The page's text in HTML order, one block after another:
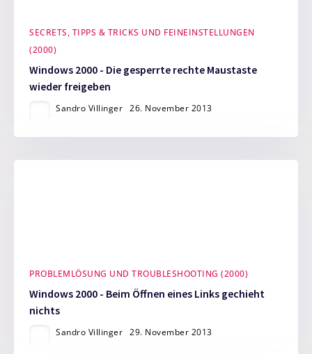
SECRETS, TIPPS & TRICKS UND FEINEINSTELLUNGEN
(2000)
Windows 2000 - Die gesperrte rechte Maustaste
wieder freigeben
Sandro Villinger 26. November 2013
PROBLEMLÖSUNG UND TROUBLESHOOTING (2000)
Windows 2000 - Beim Öffnen eines Links gechieht
nichts
Sandro Villinger 29. November 2013